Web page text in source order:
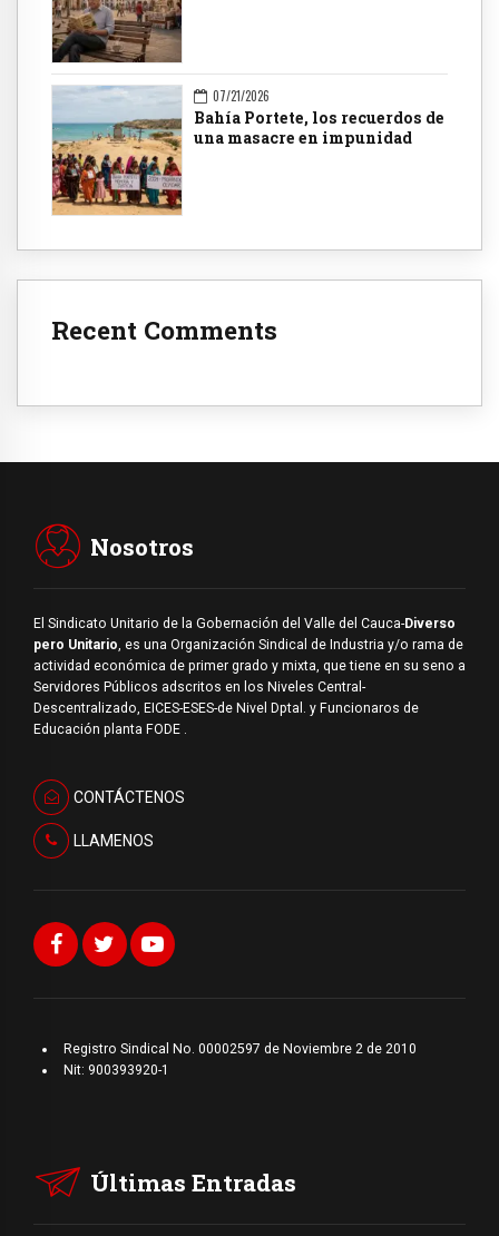
07/21/2026
Bahía Portete, los recuerdos de
una masacre en impunidad
Recent Comments
Nosotros
El Sindicato Unitario de la Gobernación del Valle del Cauca-Diverso
pero Unitario, es una Organización Sindical de Industria y/o rama de
actividad económica de primer grado y mixta, que tiene en su seno a
Servidores Públicos adscritos en los Niveles Central-
Descentralizado, EICES-ESES-de Nivel Dptal. y Funcionaros de
Educación planta FODE .
CONTÁCTENOS
LLAMENOS
Registro Sindical No. 00002597 de Noviembre 2 de 2010
Nit: 900393920-1
Últimas Entradas